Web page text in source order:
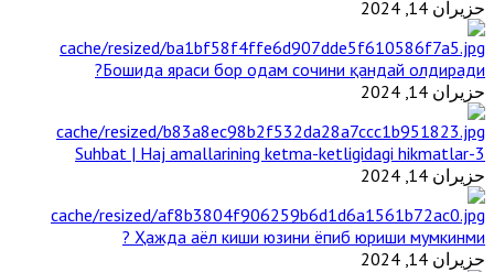
حزيران 14, 2024
Бошида яраси бор одам сочини қандай олдиради?
حزيران 14, 2024
3-Suhbat | Haj amallarining ketma-ketligidagi hikmatlar
حزيران 14, 2024
Ҳажда аёл киши юзини ёпиб юриши мумкинми ?
حزيران 14, 2024